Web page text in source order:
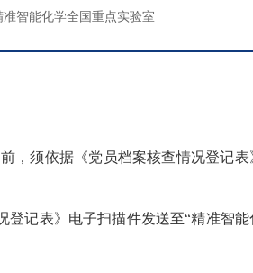
准智能化学全国重点实验室
，须依据《党员档案核查情况登记表
登记表》电子扫描件发送至“精准智